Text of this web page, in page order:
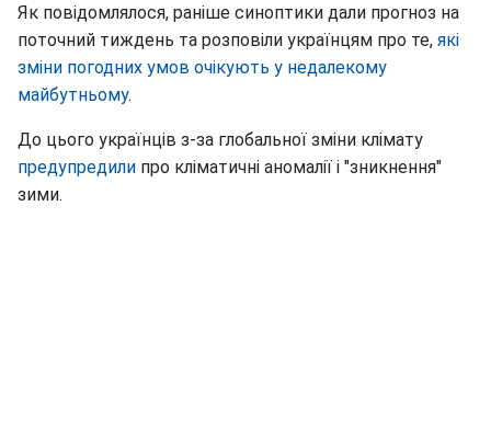
Як повідомлялося, раніше синоптики дали прогноз на
поточний тиждень та розповіли українцям про те, які
зміни погодних умов очікують у недалекому
майбутньому.
До цього українців з-за глобальної зміни клімату
предупредили про кліматичні аномалії і "зникнення"
зими.